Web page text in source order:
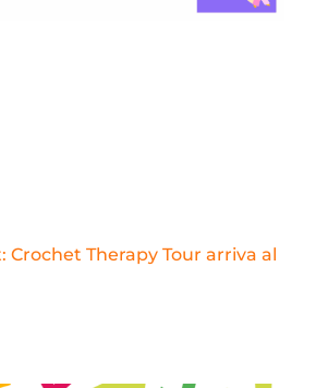
Crochet Therapy Tour arriva al